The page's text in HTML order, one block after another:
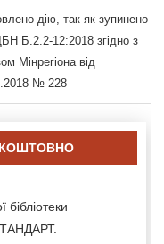
дію, так як зупинено
Б.2.2-12:2018 згідно з
Мінрегіона від
№ 228